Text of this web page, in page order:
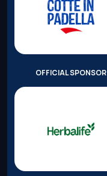
OFFICIAL SPONSOR